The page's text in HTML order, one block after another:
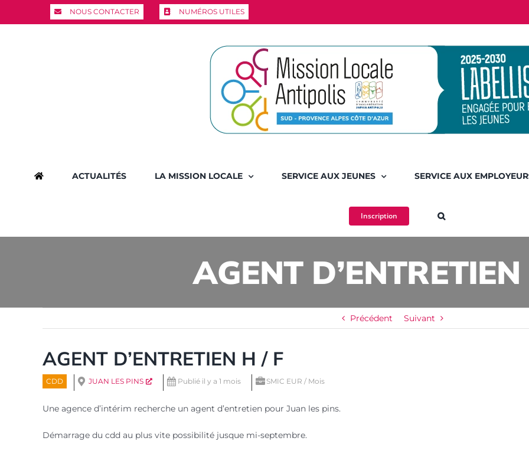
NOUS CONTACTER NUMÉROS UTILES
ACTUALITÉS LA MISSION LOCALE SERVICE AUX JEUNES SERVICE AUX
Inscription
AGENT
Précédent Suivant
AGENT D’ENTRETIEN H / F
CDD JUAN LES PINS Publié il y a 1 mois SMIC EUR / Mois
Une agence d’intérim recherche un agent d’entretien pour Juan les pins.
Démarrage du cdd au plus vite possibilité jusque mi-septembre.